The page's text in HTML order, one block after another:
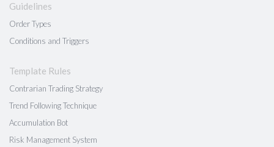
Guidelines
Order Types
Conditions and Triggers
Template Rules
Contrarian Trading Strategy
Trend Following Technique
Accumulation Bot
Risk Management System